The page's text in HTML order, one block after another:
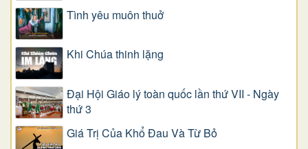
Tình yêu muôn thuở
Khi Chúa thinh lặng
Đại Hội Giáo lý toàn quốc lần thứ VII - Ngày
thứ 3
Giá Trị Của Khổ Ðau Và Từ Bỏ